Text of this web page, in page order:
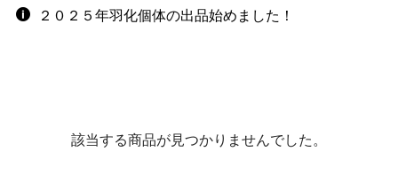
２０２５年羽化個体の出品始めました！
該当する商品が見つかりませんでした。